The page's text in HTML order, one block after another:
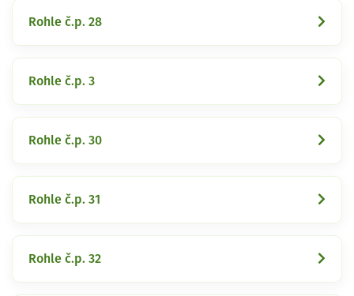
Rohle č.p. 28
Rohle č.p. 3
Rohle č.p. 30
Rohle č.p. 31
Rohle č.p. 32